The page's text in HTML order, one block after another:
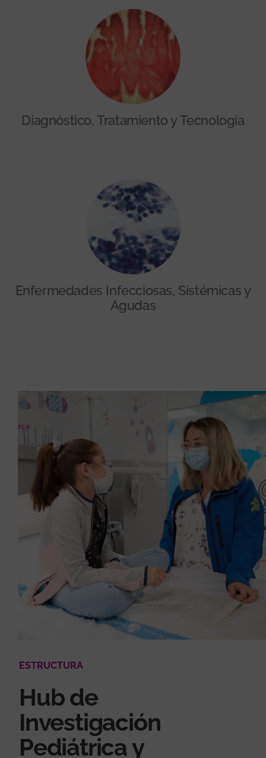
Diagnóstico, Tratamiento y Tecnología
Enfermedades Infecciosas, Sistémicas y
Agudas
ESTRUCTURA
Hub de
Investigación
Pediátrica y